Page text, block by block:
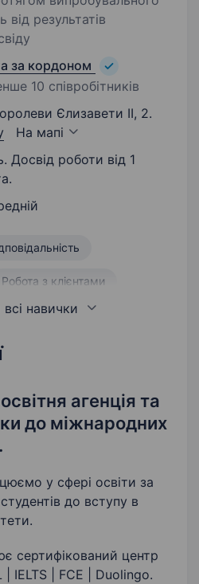
від результатів
за кордоном
10 співробітників
Єлизавети ІІ, 2.
На мапі
Досвід роботи від 1
Робота з клієнтами
Продаж
навички
агенція та
до міжнародних
у сфері освіти за
до вступу в
сертифікований центр
| IELTS | FCE | Duolingo.